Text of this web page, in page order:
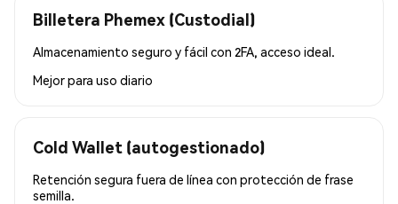
Billetera Phemex (Custodial)
Almacenamiento seguro y fácil con 2FA, acceso ideal.
Mejor para uso diario
Cold Wallet (autogestionado)
Retención segura fuera de línea con protección de frase
semilla.